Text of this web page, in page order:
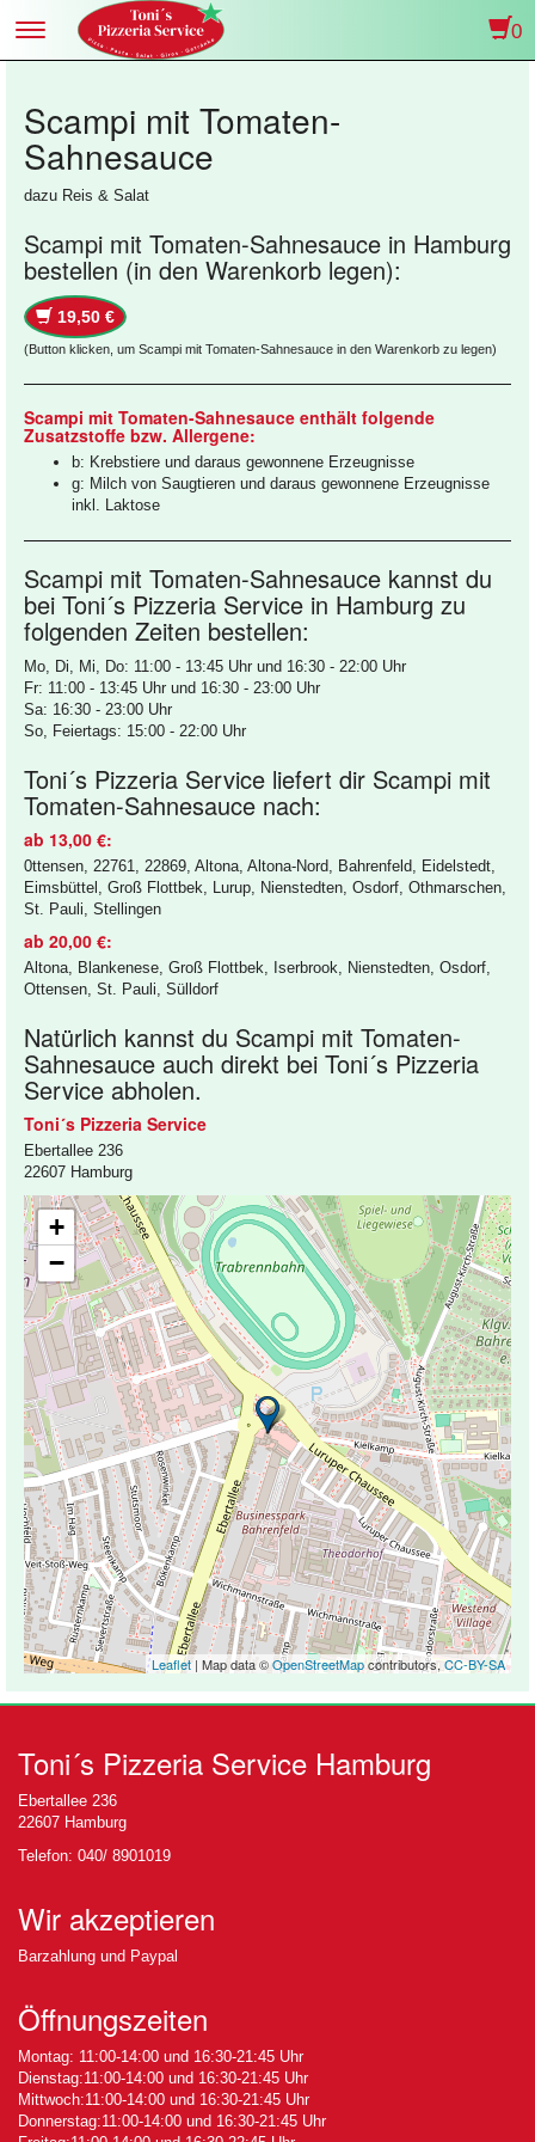
Toggle
navigation
0
Scampi mit Tomaten-
Sahnesauce
dazu Reis & Salat
Scampi mit Tomaten-Sahnesauce in Hamburg
bestellen (in den Warenkorb legen):
19,50 €
(Button klicken, um Scampi mit Tomaten-Sahnesauce in den Warenkorb zu legen)
Scampi mit Tomaten-Sahnesauce enthält folgende
Zusatzstoffe bzw. Allergene:
b: Krebstiere und daraus gewonnene Erzeugnisse
g: Milch von Saugtieren und daraus gewonnene Erzeugnisse
inkl. Laktose
Scampi mit Tomaten-Sahnesauce kannst du
bei Toni´s Pizzeria Service in Hamburg zu
folgenden Zeiten bestellen:
Mo, Di, Mi, Do: 11:00 - 13:45 Uhr und 16:30 - 22:00 Uhr
Fr: 11:00 - 13:45 Uhr und 16:30 - 23:00 Uhr
Sa: 16:30 - 23:00 Uhr
So, Feiertags: 15:00 - 22:00 Uhr
Toni´s Pizzeria Service liefert dir Scampi mit
Tomaten-Sahnesauce nach:
ab 13,00 €:
0ttensen, 22761, 22869, Altona, Altona-Nord, Bahrenfeld, Eidelstedt,
Eimsbüttel, Groß Flottbek, Lurup, Nienstedten, Osdorf, Othmarschen,
St. Pauli, Stellingen
ab 20,00 €:
Altona, Blankenese, Groß Flottbek, Iserbrook, Nienstedten, Osdorf,
Ottensen, St. Pauli, Sülldorf
Natürlich kannst du Scampi mit Tomaten-
Sahnesauce auch direkt bei Toni´s Pizzeria
Service abholen.
Toni´s Pizzeria Service
Ebertallee 236
22607 Hamburg
+
−
Leaflet | Map data ©OpenStreetMapcontributors, CC-BY-SA
Toni´s Pizzeria Service Hamburg
Ebertallee 236
22607 Hamburg
Telefon: 040/ 8901019
Wir akzeptieren
Barzahlung und Paypal
Öffnungszeiten
Montag: 11:00-14:00 und 16:30-21:45 Uhr
Dienstag:11:00-14:00 und 16:30-21:45 Uhr
Mittwoch:11:00-14:00 und 16:30-21:45 Uhr
Donnerstag:11:00-14:00 und 16:30-21:45 Uhr